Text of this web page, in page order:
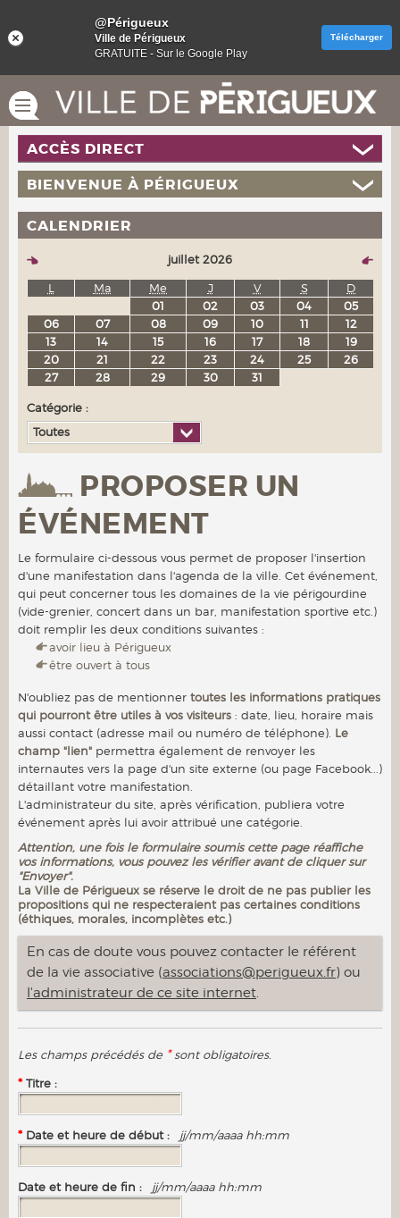
PROPOSER UN
ÉVÉNEMENT
Le formulaire ci-dessous vous permet de proposer l'insertion
d'une manifestation dans l'agenda de la ville. Cet événement,
qui peut concerner tous les domaines de la vie périgourdine
(vide-grenier, concert dans un bar, manifestation sportive etc.)
doit remplir les deux conditions suivantes :
avoir lieu à Périgueux
être ouvert à tous
N'oubliez pas de mentionner toutes les informations pratiques
qui pourront être utiles à vos visiteurs : date, lieu, horaire mais
aussi contact (adresse mail ou numéro de téléphone). Le
champ "lien" permettra également de renvoyer les
internautes vers la page d'un site externe (ou page Facebook...)
détaillant votre manifestation.
L'administrateur du site, après vérification, publiera votre
événement après lui avoir attribué une catégorie.
Attention, une fois le formulaire soumis cette page réaffiche
vos informations, vous pouvez les vérifier avant de cliquer sur
"Envoyer".
La Ville de Périgueux se réserve le droit de ne pas publier les
propositions qui ne respecteraient pas certaines conditions
(éthiques, morales, incomplètes etc.)
En cas de doute vous pouvez contacter le référent
de la vie associative (associations@perigueux.fr) ou
l'administrateur de ce site internet.
Les champs précédés de *sont obligatoires.
* Titre :
* Date et heure de début : jj/mm/aaaa hh:mm
Date et heure de fin : jj/mm/aaaa hh:mm
ACCÈS DIRECT
BIENVENUE À PÉRIGUEUX
CALENDRIER
juillet 2026
L
Ma Me J V S
D
01
02 03 04
05
06
07 08 09 10 11
12
13
14 15 16 17 18
19
20
21 22 23 24 25
26
27
28 29 30 31
Catégorie :
Toutes
@Périgueux
Ville de Périgueux
GRATUITE - Sur le Google Play
Télécharger